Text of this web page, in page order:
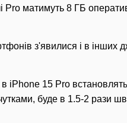
Pro матимуть 8 ГБ
з'явилися і в
15 Pro
буде в 1.5-2 рази